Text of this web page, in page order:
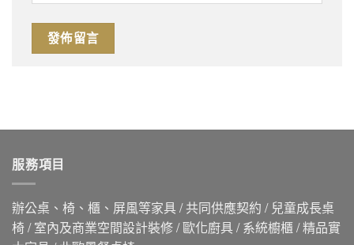
服務項目
辦公桌、椅、櫃、屏風等家具 / 共同供應契約 / 兒童成長桌
椅 / 室內及商業空間設計裝修 / 歐化廚具 / 系統櫥櫃 / 精品實